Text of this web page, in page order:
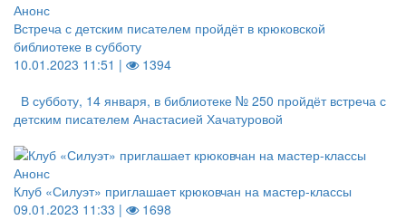
Анонс
Встреча с детским писателем пройдёт в крюковской
библиотеке в субботу
10.01.2023 11:51 |
1394
В субботу, 14 января, в библиотеке № 250 пройдёт встреча с
детским писателем Анастасией Хачатуровой
Анонс
Клуб «Силуэт» приглашает крюковчан на мастер-классы
09.01.2023 11:33 |
1698